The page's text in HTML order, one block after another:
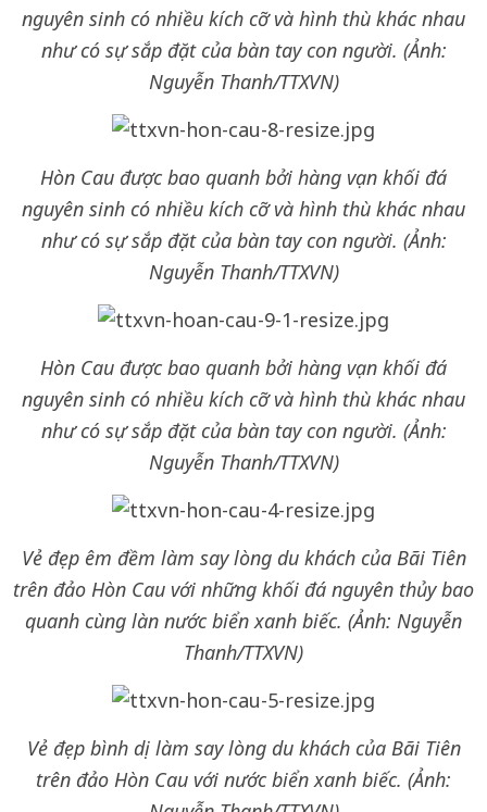
nguyên sinh có nhiều kích cỡ và hình thù khác nhau
như có sự sắp đặt của bàn tay con người. (Ảnh:
Nguyễn Thanh/TTXVN)
Hòn Cau được bao quanh bởi hàng vạn khối đá
nguyên sinh có nhiều kích cỡ và hình thù khác nhau
như có sự sắp đặt của bàn tay con người. (Ảnh:
Nguyễn Thanh/TTXVN)
Hòn Cau được bao quanh bởi hàng vạn khối đá
nguyên sinh có nhiều kích cỡ và hình thù khác nhau
như có sự sắp đặt của bàn tay con người. (Ảnh:
Nguyễn Thanh/TTXVN)
Vẻ đẹp êm đềm làm say lòng du khách của Bãi Tiên
trên đảo Hòn Cau với những khối đá nguyên thủy bao
quanh cùng làn nước biển xanh biếc. (Ảnh: Nguyễn
Thanh/TTXVN)
Vẻ đẹp bình dị làm say lòng du khách của Bãi Tiên
trên đảo Hòn Cau với nước biển xanh biếc. (Ảnh: